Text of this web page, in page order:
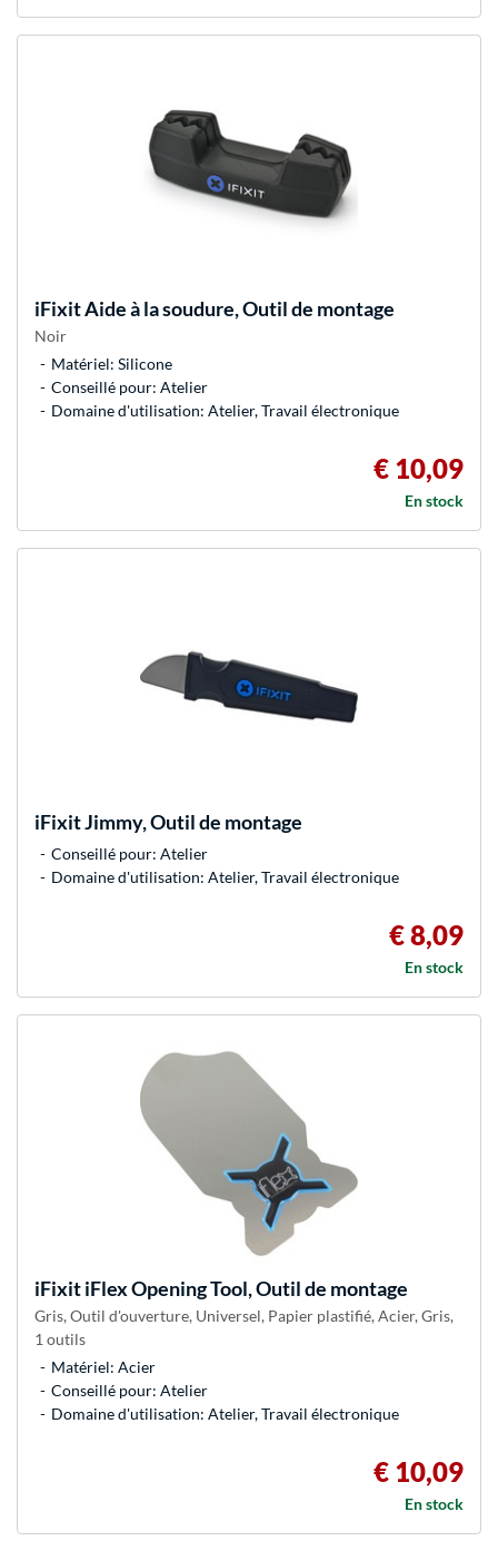
iFixitAide à la soudure, Outil de montage
Noir
Matériel: Silicone
Conseillé pour: Atelier
Domaine d'utilisation: Atelier, Travail électronique
€ 10,09
En stock
iFixitJimmy, Outil de montage
Conseillé pour: Atelier
Domaine d'utilisation: Atelier, Travail électronique
€ 8,09
En stock
iFixitiFlex Opening Tool, Outil de montage
Gris, Outil d'ouverture, Universel, Papier plastifié, Acier, Gris,
1 outils
Matériel: Acier
Conseillé pour: Atelier
Domaine d'utilisation: Atelier, Travail électronique
€ 10,09
En stock